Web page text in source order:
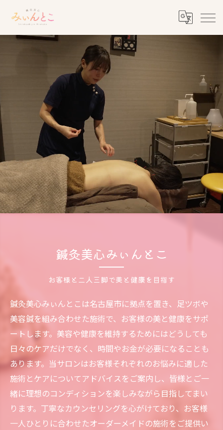
お客様と二人三脚で美と健康を目指す
鍼灸美心みぃんとこ
鍼灸美心みぃんとこは名古屋市に拠点を置き、足ツボや
美容鍼を組み合わせた施術で、お客様の美と健康をサポ
ートします。美容や健康を維持するためにはどうしても
日々のケアだけでなく、時間やお金が必要になることも
あります。当サロンはお客様それぞれのお悩みに適した
施術とケアについてアドバイスをご案内し、皆様とご一
緒に理想のコンディションを楽しみながら目指してまい
ります。丁寧なカウンセリングを心がけており、お客様
一人ひとりに合わせたオーダーメイドの施術をご提供い